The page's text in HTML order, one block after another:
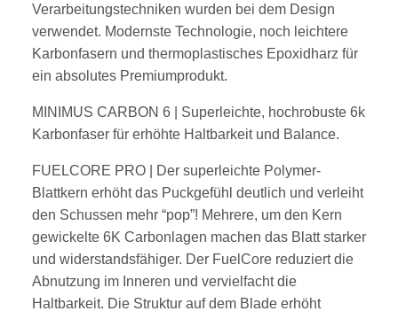
Verarbeitungstechniken wurden bei dem Design
verwendet. Modernste Technologie, noch leichtere
Karbonfasern und thermoplastisches Epoxidharz für
ein absolutes Premiumprodukt.
MINIMUS CARBON 6
| Superleichte, hochrobuste 6k
Karbonfaser für erhöhte Haltbarkeit und Balance.
FUELCORE PRO
| Der superleichte Polymer-
Blattkern erhöht das Puckgefühl deutlich und verleiht
den Schussen mehr “pop”! Mehrere, um den Kern
gewickelte 6K Carbonlagen machen das Blatt starker
und widerstandsfähiger. Der FuelCore reduziert die
Abnutzung im Inneren und vervielfacht die
Haltbarkeit. Die Struktur auf dem Blade erhöht